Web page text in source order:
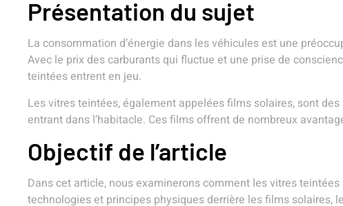
Présentation du sujet
La consommation d’énergie dans les véhicules est une
Avec le prix des carburants qui fluctue et une prise de
teintées entrent en jeu.
Les vitres teintées, également appelées films solaires, sont
entrant dans l’habitacle. Ces films offrent de nombreux
Objectif de l’article
Dans cet article, nous examinerons comment les vitres
technologies et principes physiques derrière les films solaires,